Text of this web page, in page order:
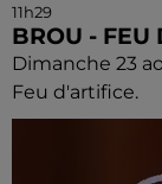
11h29
BROU - FEU
Dimanche 23
Feu d'artifice.